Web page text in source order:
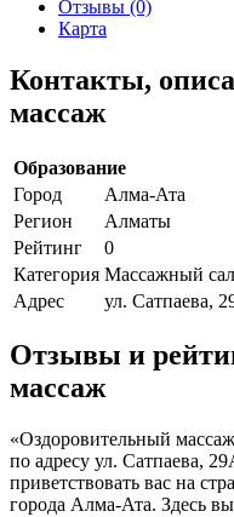
Отзывы (0)
Карта
Контакты,
массаж
Образование
Город
Алма-Ата
Регион
Алматы
Рейтинг
0
Категория Массажный
Адрес
ул. Сатпаева,
Отзывы и
массаж
«Оздоровительный
по адресу ул. Сатпаева,
приветствовать вас на
города Алма-Ата. Здесь